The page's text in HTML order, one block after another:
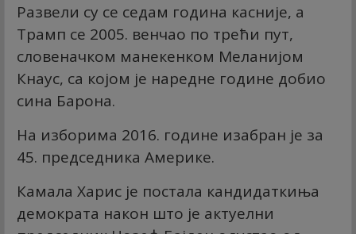
Развели су се седам година касније, а
Трамп се 2005. венчао по трећи пут,
словеначком манекенком Меланијом
Кнаус, са којом је наредне године добио
сина Барона.
На изборима 2016. године изабран је за
45. председника Америке.
Камала Харис је постала кандидаткиња
демократа након што је актуелни